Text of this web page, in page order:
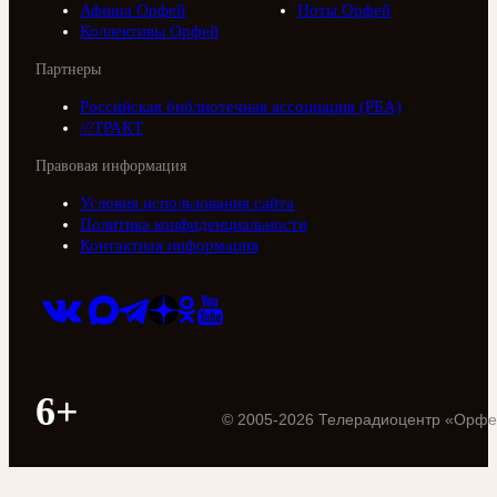
Афиша Орфей
Ноты Орфей
Коллективы Орфей
Партнеры
Российская библиотечная ассоциация (РБА)
///ТРАКТ
Правовая информация
Условия использования сайта
Политика конфиденциальности
Контактная информация
6+ © 2005-2026 Телерадиоцентр